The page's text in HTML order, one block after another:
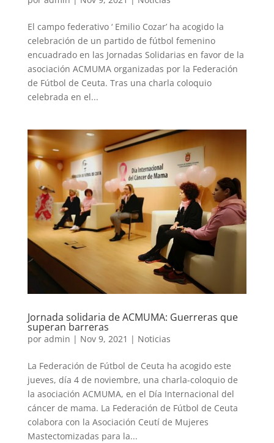
El campo federativo ‘ Emilio Cozar’ ha acogido la
celebración de un partido de fútbol femenino
encuadrado en las Jornadas Solidarias en favor de la
asociación ACMUMA organizadas por la Federación
de Fútbol de Ceuta. Tras una charla coloquio
celebrada en el...
Jornada solidaria de ACMUMA: Guerreras que
superan barreras
por admin | Nov 9, 2021 | Noticias
La Federación de Fútbol de Ceuta ha acogido este
jueves, día 4 de noviembre, una charla-coloquio de
la asociación ACMUMA, en el Día Internacional del
cáncer de mama. La Federación de Fútbol de Ceuta
colabora con la Asociación Ceutí de Mujeres
Mastectomizadas para la...